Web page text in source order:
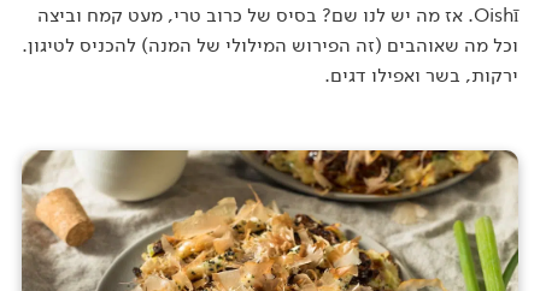
Oishī. אז מה יש לנו שם? בסיס של כרוב טרי, מעט קמח וביצה
וכל מה שאוהבים (זה הפירוש המילולי של המנה) להכניס לטיגון.
ירקות, בשר ואפילו דגים.